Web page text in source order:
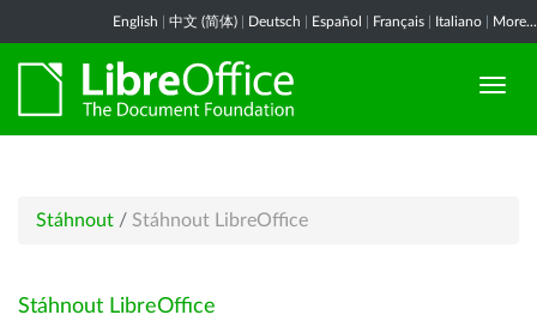
English 中文 (简体) Deutsch Español Français Italiano More...
Stáhnout / Stáhnout LibreOffice
Stáhnout LibreOffice